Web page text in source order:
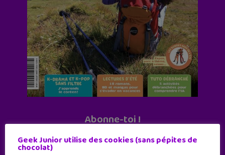
Abonne-toi !
11 numéros par an
Geek Junior utilise des cookies (sans pépites de
chocolat)